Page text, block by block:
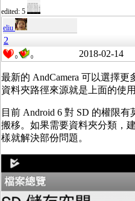
edited: 5
eliu
2
0 0 2018-02-14
最新的 AndCamera 可以選擇更
資料夾路徑來源就是上面的使
目前 Android 6 對 SD 的權限
搬移。如果需要資料夾分類，
樣就解決部份問題。